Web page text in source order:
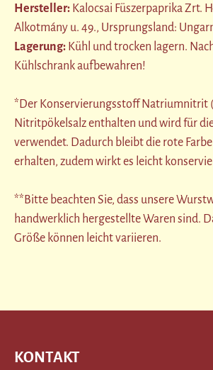
Hersteller: Kalocsai Füszerpaprika Zrt.
Alkotmány u. 49., Ursprungsland:
Lagerung: Kühl und trocken lagern.
Kühlschrank aufbewahren!
*Der Konservierungsstoff Natriumnitrit
Nitritpökelsalz enthalten und wird für
verwendet. Dadurch bleibt die rote Farbe
erhalten, zudem wirkt es leicht
**Bitte beachten Sie, dass unsere
handwerklich hergestellte Waren sind.
Größe können leicht variieren.
KONTAKT